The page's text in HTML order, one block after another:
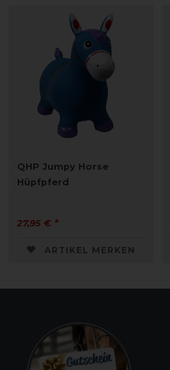
QHP Jumpy Horse
Hüpfpferd
27,95 € *
ARTIKEL MERKEN